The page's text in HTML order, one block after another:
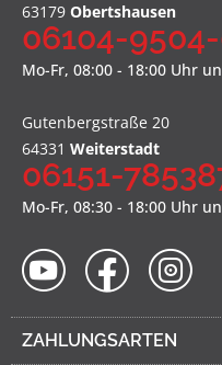
63179 Obertshausen
06104-
Mo-Fr, 08:00 - 18:00 Uhr
Gutenbergstraße 20
64331 Weiterstadt
06151-
Mo-Fr, 08:30 - 18:00 Uhr
ZAHLUNGSARTEN